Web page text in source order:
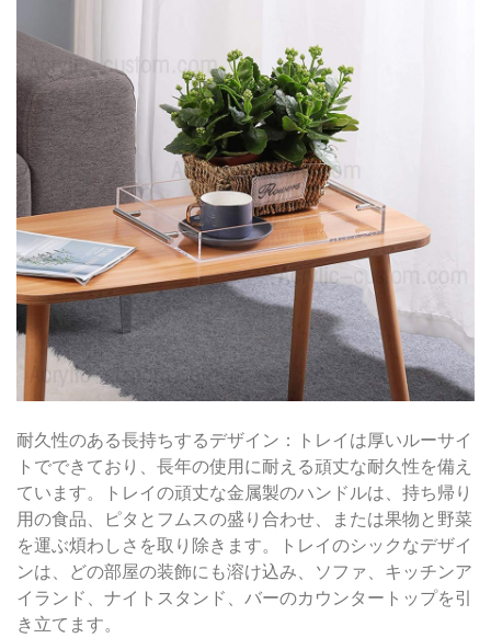
耐久性のある長持ちするデザイン：トレイは厚いルーサイ
トでできており、長年の使用に耐える頑丈な耐久性を備え
ています。トレイの頑丈な金属製のハンドルは、持ち帰り
用の食品、ピタとフムスの盛り合わせ、または果物と野菜
を運ぶ煩わしさを取り除きます。トレイのシックなデザイ
ンは、どの部屋の装飾にも溶け込み、ソファ、キッチンア
イランド、ナイトスタンド、バーのカウンタートップを引
き立てます。